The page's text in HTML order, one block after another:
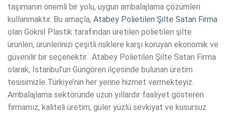
taşımanın önemli bir yolu, uygun ambalajlama çözümleri
kullanmaktır. Bu amaçla, Atabey Polietilen Şilte Satan Firma
olan Göknil Plastik tarafından üretilen polietilen şilte
ürünleri, ürünlerinizi çeşitli risklere karşı koruyan ekonomik ve
güvenilir bir seçenektir. Atabey Polietilen Şilte Satan Firma
olarak, İstanbul’un Güngören ilçesinde bulunan üretim
tesisimizle Türkiye’nin her yerine hizmet vermekteyiz.
Ambalajlama sektöründe uzun yıllardır faaliyet gösteren
firmamız, kaliteli üretim, güler yüzlü sevkiyat ve kusursuz